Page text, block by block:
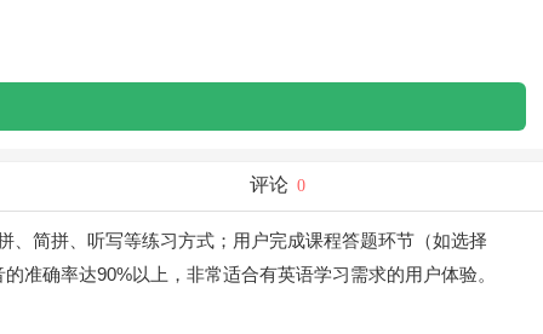
评论 0
简拼、听写等练习方式；用户完成课程答题环节（如选择
准确率达90%以上，非常适合有英语学习需求的用户体验。